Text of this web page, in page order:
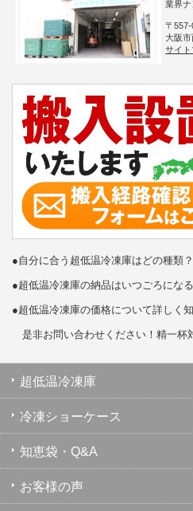
業界ナ
〒557-
大阪
サイ
●自分に合う超低温冷凍庫はどの種類？
●超低温冷凍庫の納品はいつごろにな
●超低温冷凍庫の価格について詳しく
是非お問い合わせください！精一杯
超低温冷凍庫
冷凍ショーケース
知恵袋・Q&A
お客様の声